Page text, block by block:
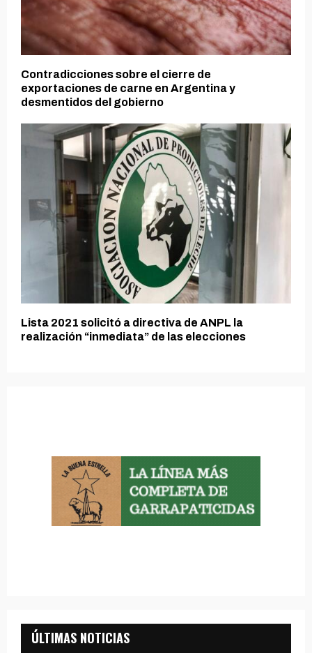
Contradicciones sobre el cierre de
exportaciones de carne en Argentina y
desmentidos del gobierno
Lista 2021 solicitó a directiva de ANPL la
realización “inmediata” de las elecciones
ÚLTIMAS NOTICIAS